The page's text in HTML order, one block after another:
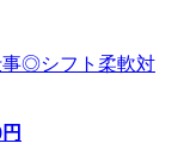
事◎シフト柔軟対
円